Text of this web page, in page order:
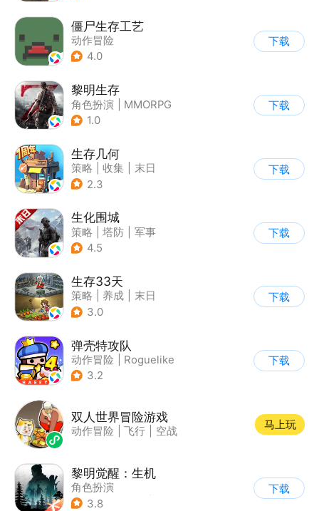
僵尸生存工艺
动作冒险
4.0
下载
黎明生存
角色扮演
MMORPG
| 奇幻
1.0
下载
生存几何
策略 收集
末日
| 废土
2.3
下载
生化围城
策略 塔防
军事
| 废土
4.5
下载
生存33天
策略 养成
末日
| 卡通
3.0
下载
弹壳特攻队
动作冒险
Roguelike
| 冒险
3.2
下载
双人世界冒险游戏
动作冒险 飞行 空战
马上玩
黎明觉醒：生机
角色扮演
| 第三人称射击
3.8
下载